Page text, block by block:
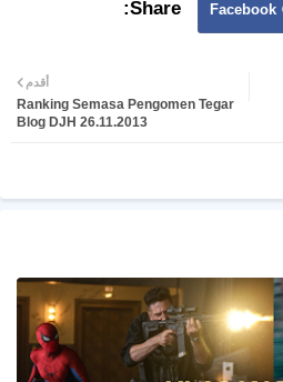
Facebook
أقدم
Ranking Semasa Pengomen Tegar
Blog DJH 26.11.2013